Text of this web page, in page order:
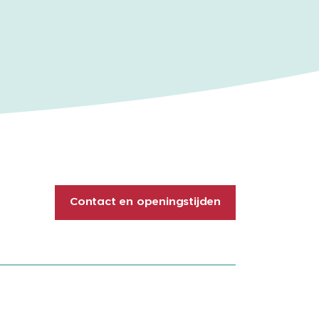
Contact en openingstijden